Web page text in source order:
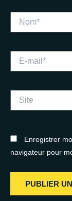
mail*
Enregistrer
navigateur pour